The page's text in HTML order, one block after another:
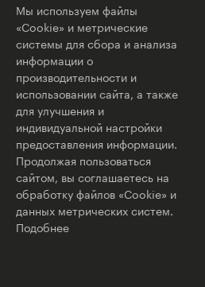
Мы используем файлы
«Cookie» и метрические
системы для сбора и анализа
информации о
производительности и
использовании сайта, а также
для улучшения и
индивидуальной настройки
предоставления информации.
Продолжая пользоваться
сайтом, вы соглашаетесь на
обработку файлов «Cookie» и
данных метрических систем.
Подобнее